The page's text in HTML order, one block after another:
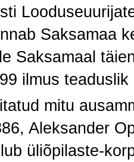
Saksamaa
Saksamaal
ilmus teaduslik
mitu
Aleksander
üliõpilaste-